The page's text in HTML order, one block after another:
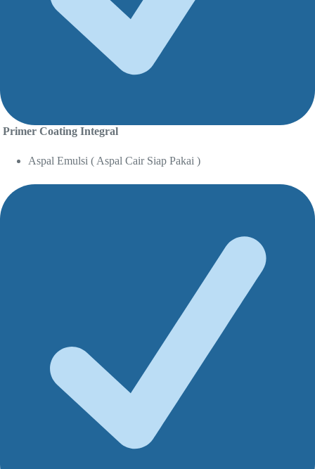
Primer Coating Integral
Aspal Emulsi ( Aspal Cair Siap Pakai )